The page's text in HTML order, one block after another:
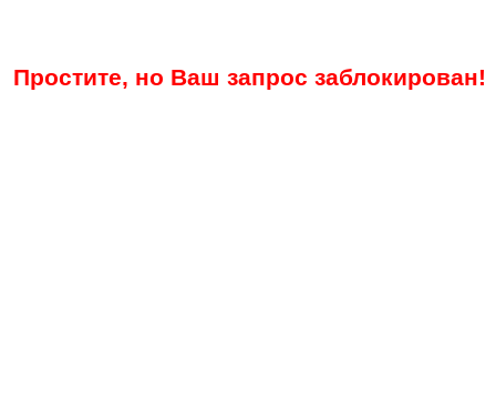
Простите, но Ваш запрос заблокирован!